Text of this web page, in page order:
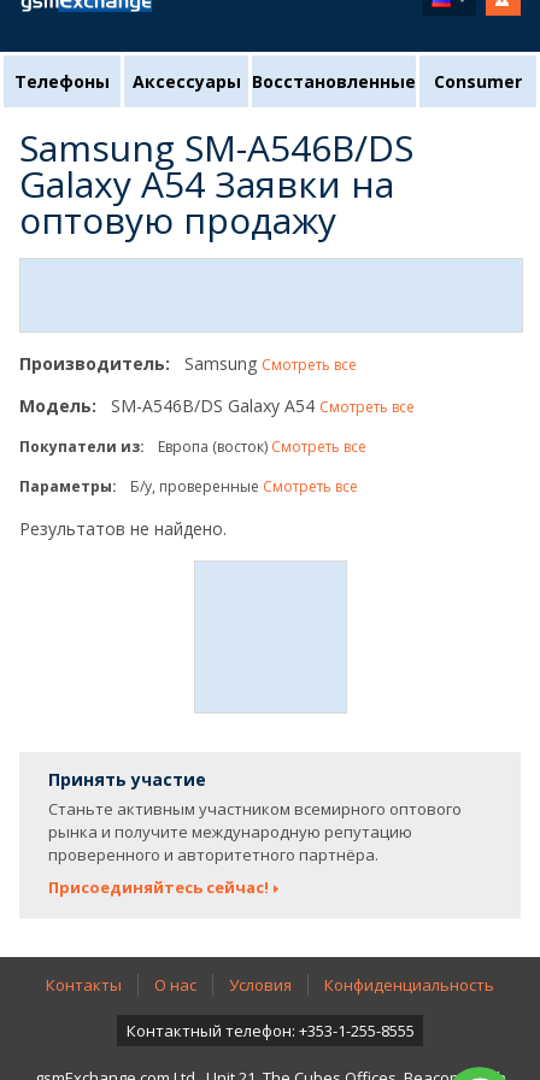
Телефоны Аксессуары Восстановленные Consumer
Samsung SM-A546B/DS
Galaxy A54 Заявки на
оптовую продажу
Производитель: Samsung Смотреть все
Модель: SM-A546B/DS Galaxy A54 Смотреть все
Покупатели из:
Европа (восток) Смотреть все
Параметры:
Б/у, проверенные Смотреть все
Результатов не найдено.
Принять участие
Станьте активным участником всемирного оптового
рынка и получите международную репутацию
проверенного и авторитетного партнёра.
Присоединяйтесь сейчас!
Контакты О нас Условия Конфиденциальность
Контактный телефон: +353-1-255-8555